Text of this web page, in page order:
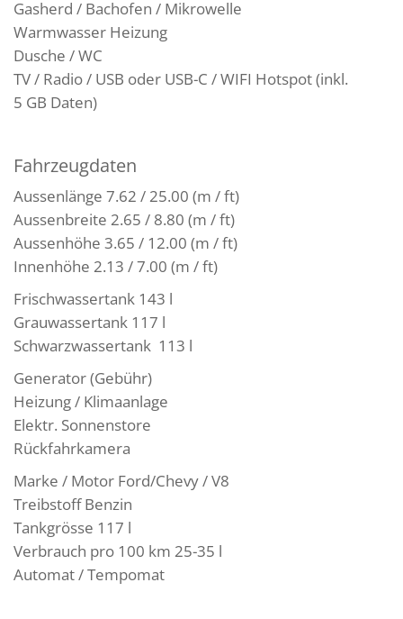
Gasherd / Bachofen / Mikrowelle
Warmwasser Heizung
Dusche / WC
TV / Radio / USB oder USB-C / WIFI Hotspot (inkl.
5 GB Daten)
Fahrzeugdaten
Aussenlänge 7.62 / 25.00 (m / ft)
Aussenbreite 2.65 / 8.80 (m / ft)
Aussenhöhe 3.65 / 12.00 (m / ft)
Innenhöhe 2.13 / 7.00 (m / ft)
Frischwassertank 143 l
Grauwassertank 117 l
Schwarzwassertank 113 l
Generator (Gebühr)
Heizung / Klimaanlage
Elektr. Sonnenstore
Rückfahrkamera
Marke / Motor Ford/Chevy / V8
Treibstoff Benzin
Tankgrösse 117 l
Verbrauch pro 100 km 25-35 l
Automat / Tempomat